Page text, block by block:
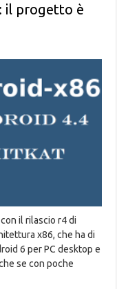
il progetto è
il rilascio r4 di
x86, che ha di
6 per PC desktop e
se con poche